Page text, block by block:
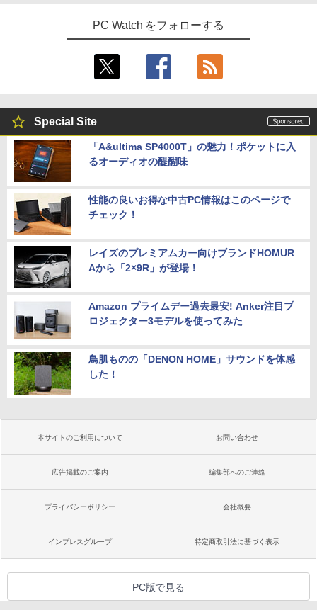
PC Watch をフォローする
Special Site
「A&ultima SP4000T」の魅力！ポケットに入
るオーディオの醍醐味
性能の良いお得な中古PC情報はこのページで
チェック！
レイズのプレミアムカー向けブランドHOMUR
Aから「2×9R」が登場！
Amazon プライムデー過去最安! Anker注目プ
ロジェクター3モデルを使ってみた
鳥肌ものの「DENON HOME」サウンドを体感
した！
本サイトのご利用について お問い合わせ
広告掲載のご案内 編集部へのご連絡
プライバシーポリシー 会社概要
インプレスグループ 特定商取引法に基づく表示
PC版で見る